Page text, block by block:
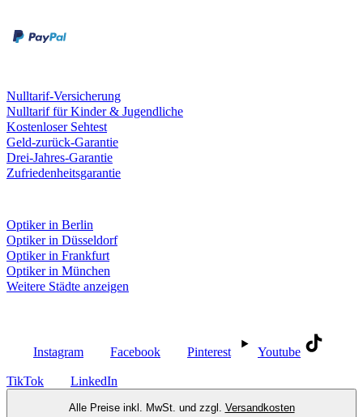
Nulltarif-Versicherung
Nulltarif für Kinder & Jugendliche
Kostenloser Sehtest
Geld-zurück-Garantie
Drei-Jahres-Garantie
Zufriedenheitsgarantie
Optiker in Berlin
Optiker in Düsseldorf
Optiker in Frankfurt
Optiker in München
Weitere Städte anzeigen
Instagram Facebook Pinterest Youtube
TikTok LinkedIn
Alle Preise inkl. MwSt. und zzgl. Versandkosten